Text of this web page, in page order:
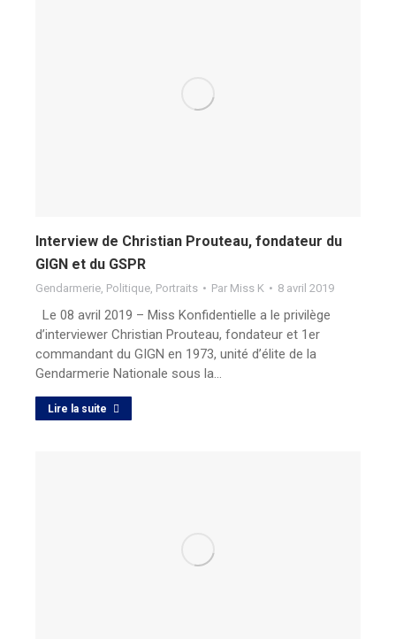
Interview de Christian Prouteau, fondateur du
GIGN et du GSPR
Gendarmerie, Politique, Portraits Par Miss K 8 avril 2019
Le 08 avril 2019 – Miss Konfidentielle a le privilège
d’interviewer Christian Prouteau, fondateur et 1er
commandant du GIGN en 1973, unité d’élite de la
Gendarmerie Nationale sous la…
Lire la suite